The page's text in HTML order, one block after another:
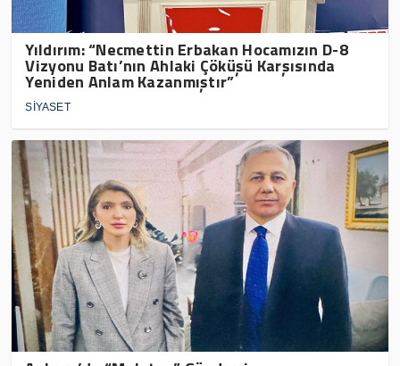
Yıldırım: “Necmettin Erbakan Hocamızın D-8
Vizyonu Batı’nın Ahlaki Çöküşü Karşısında
Yeniden Anlam Kazanmıştır”
SİYASET